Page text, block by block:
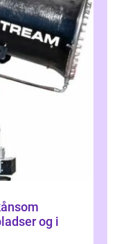
og i